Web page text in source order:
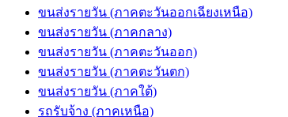
ขนส่งรายวัน (ภาคตะวันออกเฉียงเหนือ)
ขนส่งรายวัน (ภาคกลาง)
ขนส่งรายวัน (ภาคตะวันออก)
ขนส่งรายวัน (ภาคตะวันตก)
ขนส่งรายวัน (ภาคใต้)
รถรับจ้าง (ภาคเหนือ)